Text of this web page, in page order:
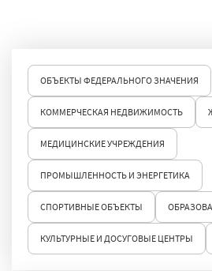
ОБЪЕКТЫ ФЕДЕРАЛЬНОГО ЗНАЧЕНИЯ
КОММЕРЧЕСКАЯ НЕДВИЖИМОСТЬ
МЕДИЦИНСКИЕ УЧРЕЖДЕНИЯ
ПРОМЫШЛЕННОСТЬ И ЭНЕРГЕТИКА
СПОРТИВНЫЕ ОБЪЕКТЫ
КУЛЬТУРНЫЕ И ДОСУГОВЫЕ ЦЕНТРЫ